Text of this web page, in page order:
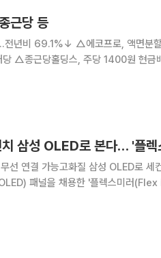
근당 등
년비 69.1%↓ △에코프로, 액면분
△종근당홀딩스, 주당 1400원 현금
전년비 32%↓ △코리아에프
선 연결 가능고화질 삼성 OLED로 세
패널을 채용한 '플렉스미러